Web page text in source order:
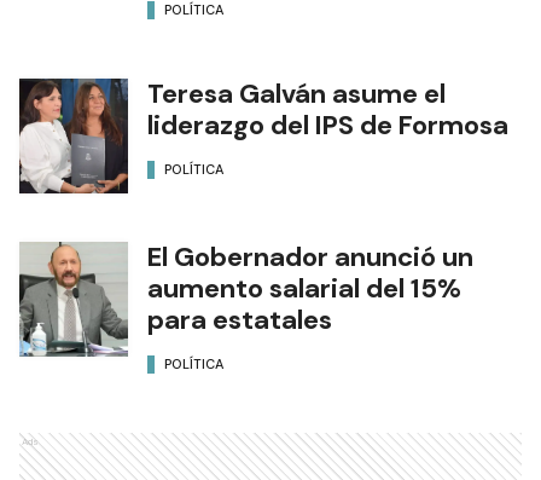
POLÍTICA
Teresa Galván asume el
liderazgo del IPS de Formosa
POLÍTICA
El Gobernador anunció un
aumento salarial del 15%
para estatales
POLÍTICA
Ads